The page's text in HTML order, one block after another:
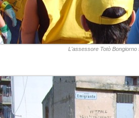
L'assessore Totò Bongiorno